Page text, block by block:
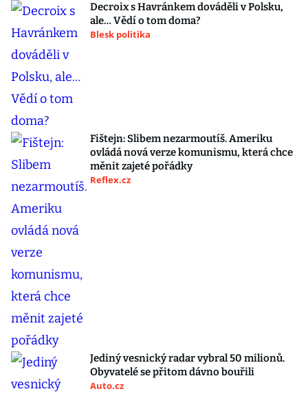
Decroix s Havránkem dováděli v Polsku,
ale… Vědí o tom doma?
Blesk politika
Fištejn: Slibem nezarmoutíš. Ameriku
ovládá nová verze komunismu, která chce
měnit zajeté pořádky
Reflex.cz
Jediný vesnický radar vybral 50 milionů.
Obyvatelé se přitom dávno bouřili
Auto.cz